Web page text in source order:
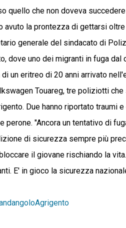
quello che non doveva
avuto la prontezza di gettarsi
generale del sindacato di
dove uno dei migranti in fuga
un eritreo di 20 anni arrivato
Touareg, tre poliziotti
Due hanno riportato traumi
perone. "Ancora un tentativo di
di sicurezza sempre più
il giovane rischiando la
E' in gioco la sicurezza